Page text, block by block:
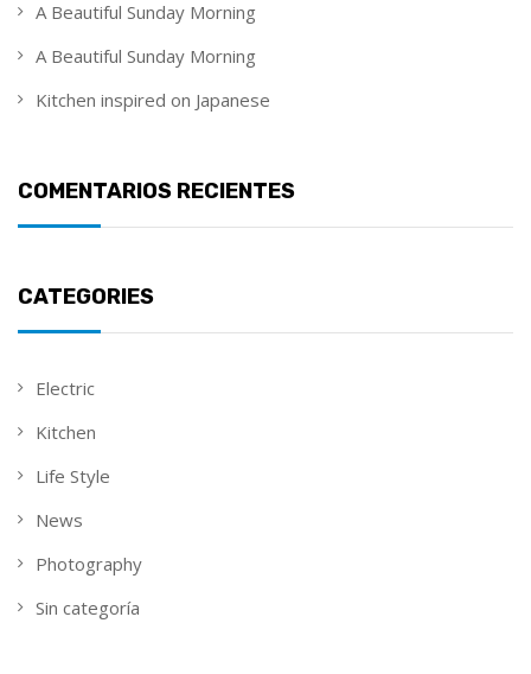
A Beautiful Sunday Morning
A Beautiful Sunday Morning
Kitchen inspired on Japanese
COMENTARIOS RECIENTES
CATEGORIES
Electric
Kitchen
Life Style
News
Photography
Sin categoría